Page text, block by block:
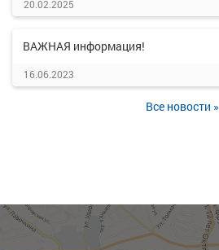
20.02.2025
ВАЖНАЯ информация!
16.06.2023
Все новости »